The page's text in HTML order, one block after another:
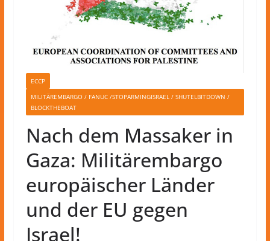
ECCP
MILITÄREMBARGO / FANUC /STOPARMINGISRAEL / SHUTELBITDOWN /
BLOCKTHEBOAT
Nach dem Massaker in
Gaza: Militärembargo
europäischer Länder
und der EU gegen
Israel!